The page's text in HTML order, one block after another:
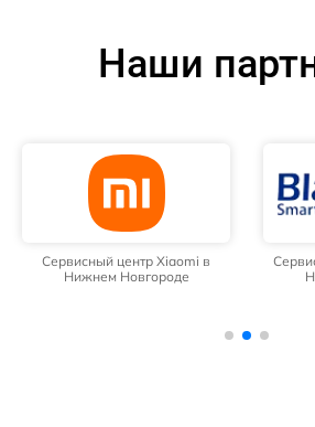
Наши
Сервисный центр Xiaomi в
Нижнем Новгороде